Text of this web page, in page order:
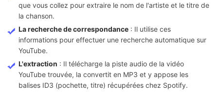
que vous collez pour extraire le nom de l'artiste et le titre de
la chanson.
La recherche de correspondance : Il utilise ces
informations pour effectuer une recherche automatique sur
YouTube.
L'extraction : Il télécharge la piste audio de la vidéo
YouTube trouvée, la convertit en MP3 et y appose les
balises ID3 (pochette, titre) récupérées chez Spotify.